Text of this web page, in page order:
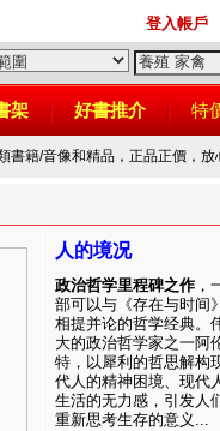
登入帳戶
架 好書推介 特
書籍/音像和精品，正品正價，
人的境况
政治哲学里程碑之作 ，
部可以与《存在与时间
相提并论的哲学经典。
大的政治哲学家之一阿
特，以犀利的哲思解构
代人的精神困境、现代
生活的无力感，引发人
重新思考生存的意义...